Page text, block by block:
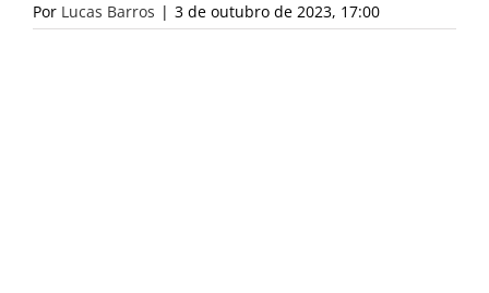
Por Lucas Barros | 3 de outubro de 2023, 17:00